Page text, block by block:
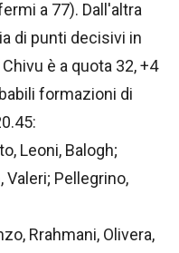
a 77). Dall'altra
di punti decisivi in
è a quota 32, +4
formazioni di
Leoni, Balogh;
Valeri; Pellegrino,
Rrahmani, Olivera,